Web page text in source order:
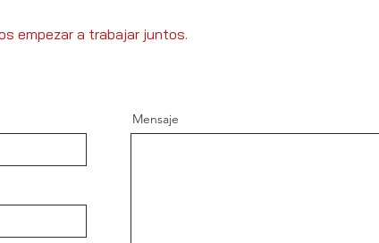
empezar a trabajar juntos.
Mensaje